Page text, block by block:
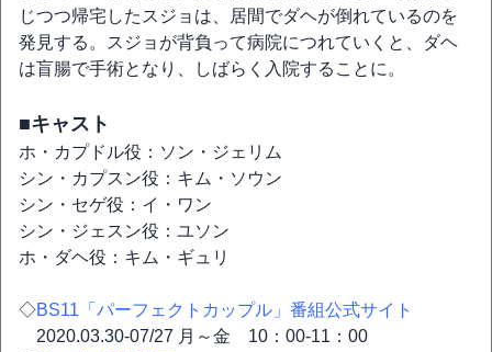
じつつ帰宅したスジョは、居間でダヘが倒れているのを
発見する。スジョが背負って病院につれていくと、ダヘ
は盲腸で手術となり、しばらく入院することに。
■キャスト
ホ・カプドル役：ソン・ジェリム
シン・カプスン役：キム・ソウン
シン・セゲ役：イ・ワン
シン・ジェスン役：ユソン
ホ・ダヘ役：キム・ギュリ
◇BS11「パーフェクトカップル」番組公式サイト
2020.03.30-07/27 月～金 10：00-11：00